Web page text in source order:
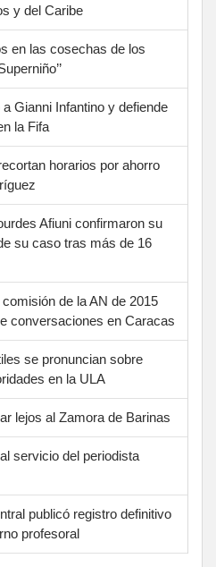
y del Caribe
en las cosechas de los
Gianni Infantino y defiende
la Fifa
horarios por ahorro
Afiuni confirmaron su
su caso tras más de 16
de la AN de 2015
conversaciones en Caracas
se pronuncian sobre
en la ULA
lejos al Zamora de Barinas
servicio del periodista
publicó registro definitivo
profesoral